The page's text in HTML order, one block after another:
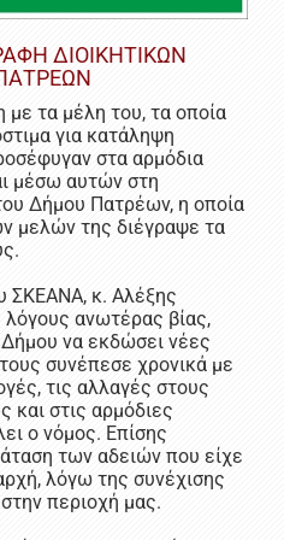
ΔΙΟΙΚΗΤΙΚΩΝ
τα μέλη του, τα οποία
για κατάληψη
στα αρμόδια
μέσω αυτών στη
Δήμου Πατρέων, η οποία
μελών της διέγραψε τα
ΣΚΕΑΝΑ, κ. Αλέξης
ανωτέρας βίας,
να εκδώσει νέες
συνέπεσε χρονικά με
τις αλλαγές στους
και στις αρμόδιες
ο νόμος. Επίσης
των αδειών που είχε
λόγω της συνέχισης
περιοχή μας.